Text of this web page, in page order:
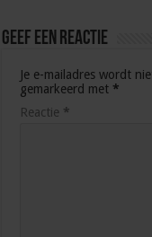
Geef een reactie
Je e-mailadres wordt
gemarkeerd met *
Reactie *